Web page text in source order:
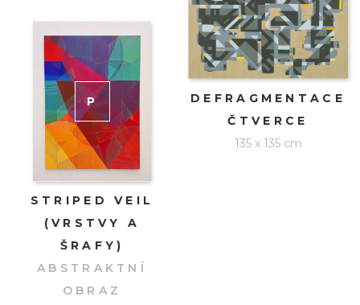
PRODÁNO
STRIPED VEIL
(VRSTVY A
ŠRAFY)
ABSTRAKTNÍ
OBRAZ
DEFRAGMENTACE
ČTVERCE
135 x 135 cm